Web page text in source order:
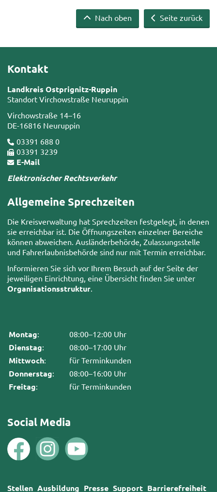
Seite zurück
Nach oben
Kontakt
Landkreis Ostprignitz-Ruppin
Standort Virchowstraße Neuruppin
Virchowstraße 14–16
DE-16816 Neuruppin
03391 688 0
03391 3239
E-Mail
Elektronischer Rechtsverkehr
Allgemeine Sprechzeiten
Die Kreisverwaltung hat Sprechzeiten festgelegt, in denen
sie erreichbar ist. Die Öffnungszeiten einzelner Bereiche
können abweichen. Ausländerbehörde, Zulassungsstelle
und Fahrerlaubnisbehörde sind nur mit Termin erreichbar.
Informieren Sie sich vor Ihrem Besuch auf der Seite der
jeweiligen Einrichtung, eine Übersicht finden Sie unter
Organisationsstruktur.
Montag: 08:00–12:00 Uhr
Dienstag: 08:00–17:00 Uhr
Mittwoch: für Terminkunden
Donnerstag: 08:00–16:00 Uhr
Freitag: für Terminkunden
Social Media
Stellen Ausbildung Presse Support Barrierefreiheit